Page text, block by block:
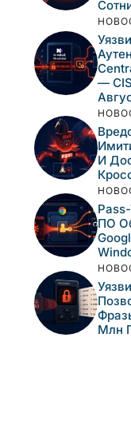
—
И
ПО
Млн